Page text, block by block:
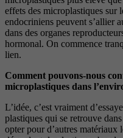
effets des microplastiques sur
endocriniens peuvent s’allier
dans des organes
hormonal. On commence
lien.
Comment pouvons-nous
microplastiques dans
L’idée, c’est vraiment
plastiques qui se retrouve
opter pour d’autres matériaux